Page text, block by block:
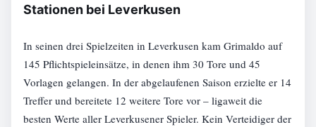
Stationen bei Leverkusen
In seinen drei Spielzeiten in Leverkusen kam Grimaldo auf
145 Pflichtspieleinsätze, in denen ihm 30 Tore und 45
Vorlagen gelangen. In der abgelaufenen Saison erzielte er 14
Treffer und bereitete 12 weitere Tore vor – ligaweit die
besten Werte aller Leverkusener Spieler. Kein Verteidiger der